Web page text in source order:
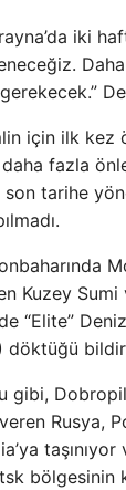
iki
için ilk kez
daha fazla
son tarihe
Kuzey Sumi
“Elite”
döktüğü
gibi,
Rusya,
taşınıyor
bölgesinin